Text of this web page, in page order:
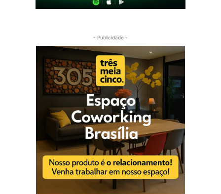
- Publicidade -